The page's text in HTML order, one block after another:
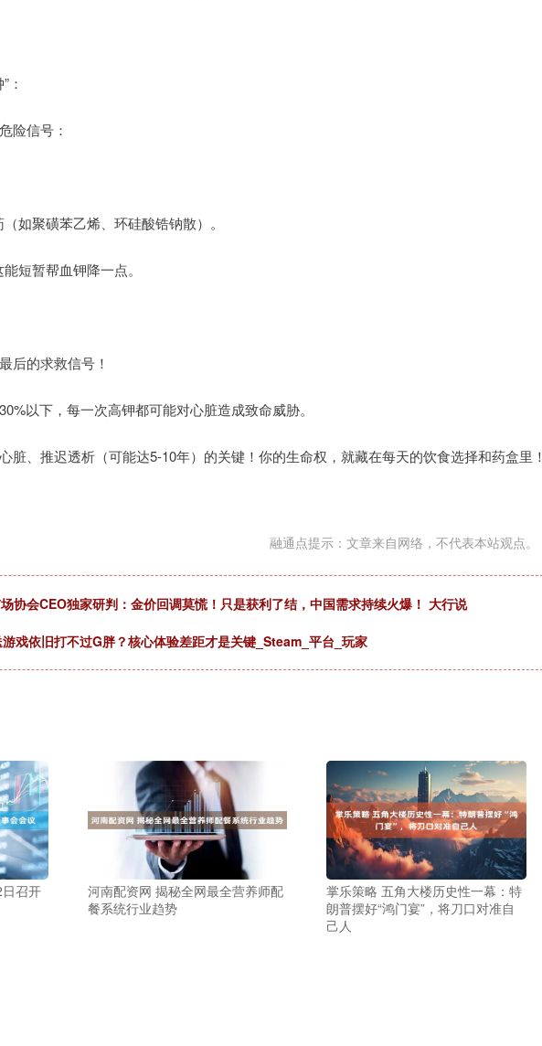
：
险信号：
如聚磺苯乙烯、环硅酸锆钠散）。
短暂帮血钾降一点。
后的求救信号！
以下，每一次高钾都可能对心脏造成致命威胁。
脏、推迟透析（可能达5-10年）的关键！你的生命权，就藏在每天的饮食选择和药盒里！
融通点提示：文章来自网络，不代表本站观点。
协会CEO独家研判：金价回调莫慌！只是获利了结，中国需求持续火爆！ 大行说
戏依旧打不过G胖？核心体验差距才是关键_Steam_平台_玩家
召开
河南配资网 揭秘全网最全营养师配
餐系统行业趋势
掌乐策略 五角大楼历史性一幕：特
朗普摆好“鸿门宴”，将刀口对准自
己人